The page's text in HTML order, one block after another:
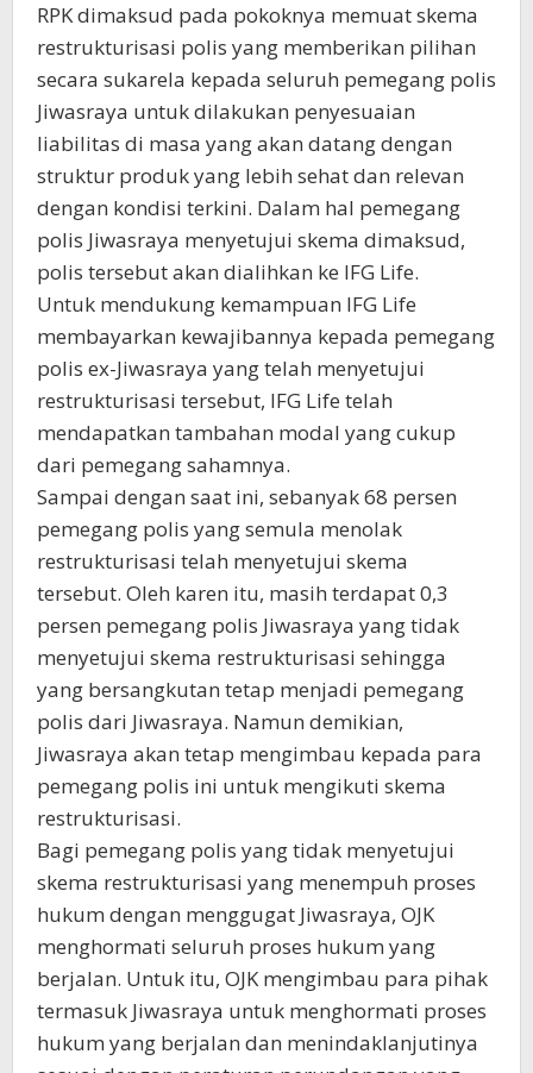
RPK dimaksud pada pokoknya memuat skema
restrukturisasi polis yang memberikan pilihan
secara sukarela kepada seluruh pemegang polis
Jiwasraya untuk dilakukan penyesuaian
liabilitas di masa yang akan datang dengan
struktur produk yang lebih sehat dan relevan
dengan kondisi terkini. Dalam hal pemegang
polis Jiwasraya menyetujui skema dimaksud,
polis tersebut akan dialihkan ke IFG Life.
Untuk mendukung kemampuan IFG Life
membayarkan kewajibannya kepada pemegang
polis ex-Jiwasraya yang telah menyetujui
restrukturisasi tersebut, IFG Life telah
mendapatkan tambahan modal yang cukup
dari pemegang sahamnya.
Sampai dengan saat ini, sebanyak 68 persen
pemegang polis yang semula menolak
restrukturisasi telah menyetujui skema
tersebut. Oleh karen itu, masih terdapat 0,3
persen pemegang polis Jiwasraya yang tidak
menyetujui skema restrukturisasi sehingga
yang bersangkutan tetap menjadi pemegang
polis dari Jiwasraya. Namun demikian,
Jiwasraya akan tetap mengimbau kepada para
pemegang polis ini untuk mengikuti skema
restrukturisasi.
Bagi pemegang polis yang tidak menyetujui
skema restrukturisasi yang menempuh proses
hukum dengan menggugat Jiwasraya, OJK
menghormati seluruh proses hukum yang
berjalan. Untuk itu, OJK mengimbau para pihak
termasuk Jiwasraya untuk menghormati proses
hukum yang berjalan dan menindaklanjutinya